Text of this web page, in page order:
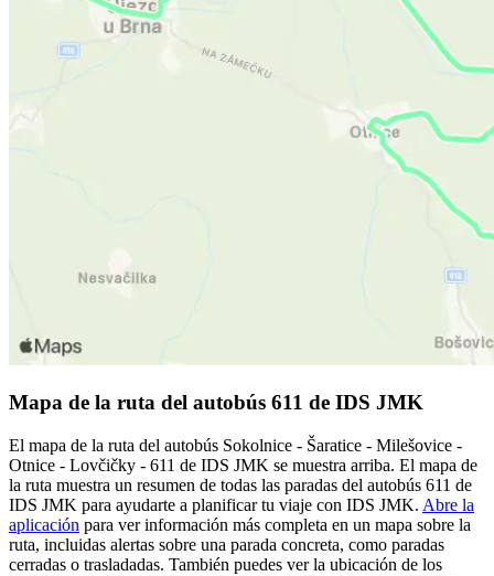
Mapa de la ruta del autobús 611 de IDS JMK
El mapa de la ruta del autobús Sokolnice - Šaratice - Milešovice -
Otnice - Lovčičky - 611 de IDS JMK se muestra arriba. El mapa de
la ruta muestra un resumen de todas las paradas del autobús 611 de
IDS JMK para ayudarte a planificar tu viaje con IDS JMK. Abre la
aplicación para ver información más completa en un mapa sobre la
ruta, incluidas alertas sobre una parada concreta, como paradas
cerradas o trasladadas. También puedes ver la ubicación de los